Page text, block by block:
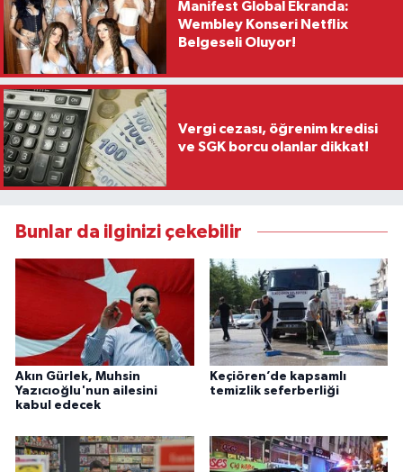
Manifest Global Ekranda:
Wembley Konseri Netflix
Belgeseli Oluyor!
Vergi cezası, öğrenim kredisi
ve SGK borcu olanlar dikkat!
Bunlar da ilginizi çekebilir
Akın Gürlek, Muhsin
Yazıcıoğlu'nun ailesini
kabul edecek
Keçiören’de kapsamlı
temizlik seferberliği